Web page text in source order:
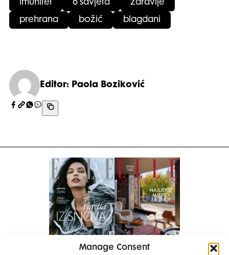
Manage Consent
imunitet 6 savjeta zdravlje
prehrana božić blagdani
Editor: Paola Boziković
Pretplati se na časopis